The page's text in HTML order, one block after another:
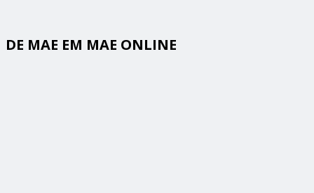
DE MAE EM MAE ONLINE